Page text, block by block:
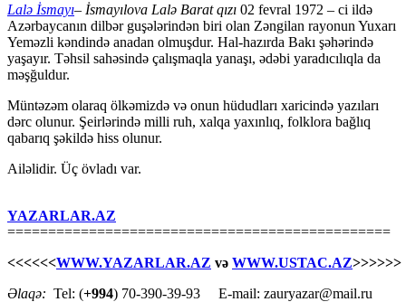
Lalə İsmayı– İsmayılova Lalə Barat qızı 02 fevral 1972 – ci ildə
Azərbaycanın dilbər guşələrindən biri olan Zəngilan rayonun Yuxarı
Yeməzli kəndində anadan olmuşdur. Hal-hazırda Bakı şəhərində
yaşayır. Təhsil sahəsində çalışmaqla yanaşı, ədəbi yaradıcılıqla da
məşğuldur.
Müntəzəm olaraq ölkəmizdə və onun hüdudları xaricində yazıları
dərc olunur. Şeirlərində milli ruh, xalqa yaxınlıq, folklora bağlıq
qabarıq şəkildə hiss olunur.
Ailəlidir. Üç övladı var.
YAZARLAR.AZ
===============================================
<<<<<<WWW.YAZARLAR.AZ və WWW.USTAC.AZ>>>>>>
Əlaqə: Tel: (+994) 70-390-39-93 E-mail: zauryazar@mail.ru